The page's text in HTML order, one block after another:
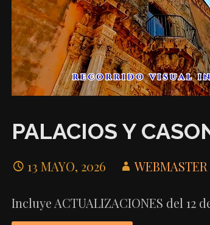
PALACIOS Y
13 MAYO, 2026 WEBMASTER
Incluye ACTUALIZACIONES del 12